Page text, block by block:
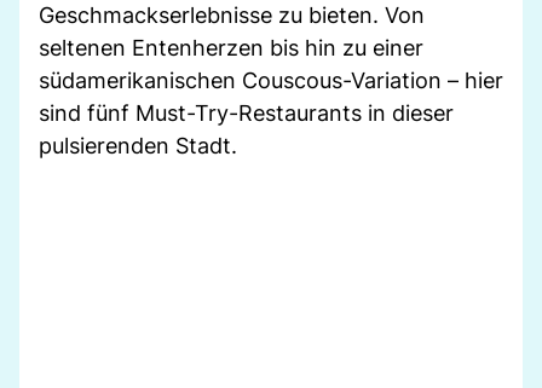
Geschmackserlebnisse zu bieten. Von
seltenen Entenherzen bis hin zu einer
südamerikanischen Couscous-Variation – hier
sind fünf Must-Try-Restaurants in dieser
pulsierenden Stadt.